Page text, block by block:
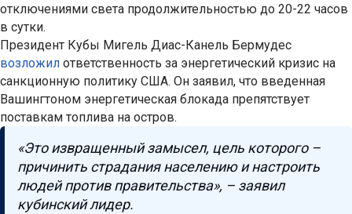
отключениями света продолжительностью до 20-22 часов
в сутки.
Президент Кубы Мигель Диас-Канель Бермудес
возложил ответственность за энергетический кризис на
санкционную политику США. Он заявил, что введенная
Вашингтоном энергетическая блокада препятствует
поставкам топлива на остров.
«Это извращенный замысел, цель которого –
причинить страдания населению и настроить
людей против правительства», – заявил
кубинский лидер.